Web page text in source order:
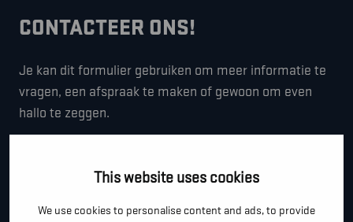
This website uses cookies
We use cookies to personalise content and ads, to provide
CONTACTEER ONS!
Je kan dit formulier gebruiken om meer informatie te
vragen, een afspraak te maken of gewoon om even
hallo te zeggen.
VOOR- EN ACHTERNAAM *